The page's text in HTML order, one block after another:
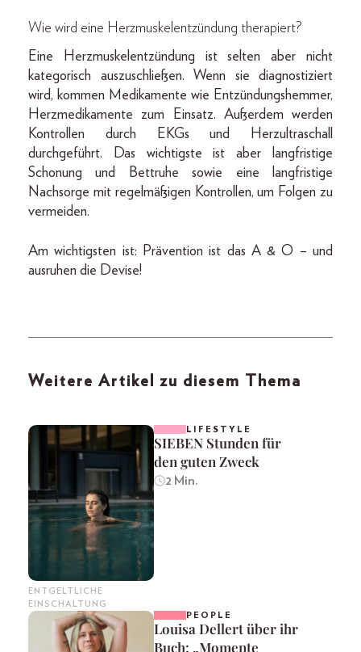
Wie wird eine Herzmuskelentzündung therapiert?
Eine Herzmuskelentzündung ist selten aber nicht
kategorisch auszuschließen. Wenn sie diagnostiziert
wird, kommen Medikamente wie Entzündungshemmer,
Herzmedikamente zum Einsatz. Außerdem werden
Kontrollen durch EKGs und Herzultraschall
durchgeführt. Das wichtigste ist aber langfristige
Schonung und Bettruhe sowie eine langfristige
Nachsorge mit regelmäßigen Kontrollen, um Folgen zu
vermeiden.
Am wichtigsten ist: Prävention ist das A & O – und
ausruhen die Devise!
Weitere Artikel zu diesem Thema
ENTGELTLICHE
EINSCHALTUNG
LIFESTYLE
SIEBEN Stunden für
den guten Zweck
2 Min.
PEOPLE
Louisa Dellert über ihr
Buch: „Momente